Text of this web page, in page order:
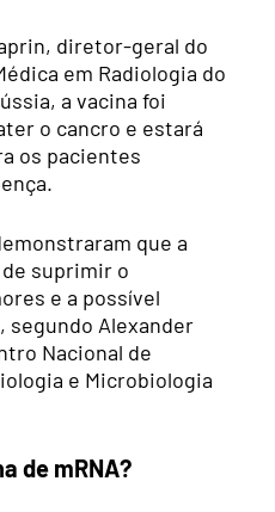
diretor-geral do
em Radiologia do
a vacina foi
o cancro e estará
os pacientes
que a
suprimir o
e a possível
segundo Alexander
Nacional de
e Microbiologia
de mRNA?